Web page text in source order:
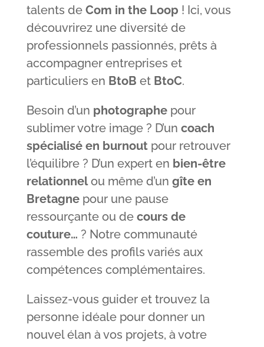
talents de Com in the Loop ! Ici, vous
découvrirez une diversité de
professionnels passionnés, prêts à
accompagner entreprises et
particuliers en BtoB et BtoC.
Besoin d’un photographepour
sublimer votre image ? D’un coach
spécialisé en burnoutpour retrouver
l’équilibre ? D’un expert en bien-être
relationnelou même d’un gîte en
Bretagnepour une pause
ressourçante ou de cours de
couture… ? Notre communauté
rassemble des profils variés aux
compétences complémentaires.
Laissez-vous guider et trouvez la
personne idéale pour donner un
nouvel élan à vos projets, à votre